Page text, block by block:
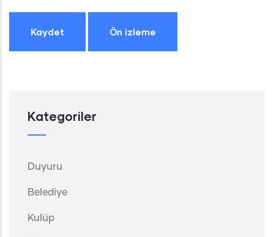
Kategoriler
Duyuru
Belediye
Kulüp